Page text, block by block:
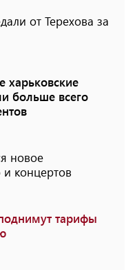
от Терехова за
харьковские
больше всего
новое
и концертов
тарифы